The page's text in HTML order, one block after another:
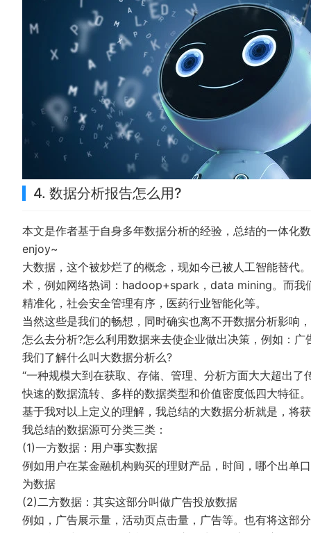
4. 数据分析报告怎么用?
本文是作者基于自身多年数据分析的经验，总结的一体化
enjoy~
大数据，这个被炒烂了的概念，现如今已被人工智能替代
术，例如网络热词：hadoop+spark，data mining。而我
精准化，社会安全管理有序，医药行业智能化等。
当然这些是我们的畅想，同时确实也离不开数据分析影响
怎么去分析?怎么利用数据来去使企业做出决策，例如：广
我们了解什么叫大数据分析么?
“一种规模大到在获取、存储、管理、分析方面大大超出
快速的数据流转、多样的数据类型和价值密度低四大特征
基于我对以上定义的理解，我总结的大数据分析就是，将
我总结的数据源可分类三类：
(1)一方数据：用户事实数据
例如用户在某金融机构购买的理财产品，时间，哪个出单
为数据
(2)二方数据：其实这部分叫做广告投放数据
例如，广告展示量，活动页点击量，广告等。也有将这部